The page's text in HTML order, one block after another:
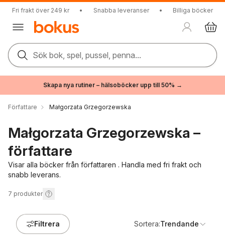
Fri frakt över 249 kr • Snabba leveranser • Billiga böcker
Sök bok, spel, pussel, penna...
Skapa nya rutiner – hälsoböcker upp till 50% →
Författare Małgorzata Grzegorzewska
Małgorzata Grzegorzewska –
författare
Visar alla böcker från författaren . Handla med fri frakt och
snabb leverans.
7 produkter
Filtrera Sortera:Trendande